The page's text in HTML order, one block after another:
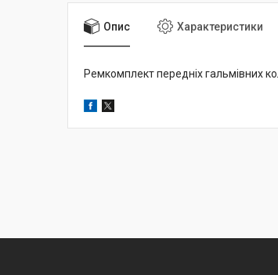
Опис Характеристики
Ремкомплект передніх гальмівних